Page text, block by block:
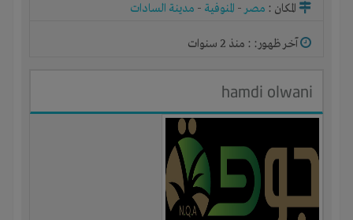
المكان : مصر- المنوفية - مدينة السادات
آخر ظهور: : منذ 2 سنوات
hamdi olwani